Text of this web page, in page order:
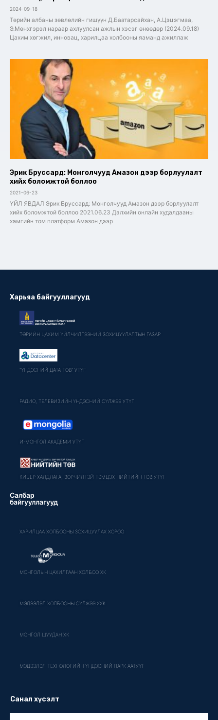
2024-09-18
Төрийн албаны зөвлөлийн гишүүн Д.Баатарсайхан, А.Цэцэгмаа,
Э.Мөнхгэрэл нараар ахлуулсан ажлын хэсэг өнөөдөр (2024.09.18)
Цахим хөгжил, инновац, харилцаа холбооны яаманд ажиллаж
Эрик Бруссард: Монголчууд Амазон дээр борлуулалт
хийх боломжтой боллоо
2021-06-23
ҮЙЛ ЯВДАЛ Эрик Бруссард: Монголчууд Амазон дээр борлуулалт
хийх боломжтой боллоо 2021.06.23 Дэлхийн онлайн худалдааны
хамгийн том платформ Амазон дээр
Харьяа байгууллагууд
ТӨРИЙН ЦАХИМ ҮЙЛЧИЛГЭЭНИЙ ЗОХИЦУУЛАЛТЫН ГАЗАР
"ҮНДЭСНИЙ ДАТА ТӨВ" УТҮГ
РАДИО, ТЕЛЕВИЗИЙН ҮНДЭСНИЙ СҮЛЖЭЭ УТҮГ
И-МОНГОЛ АКАДЕМИ УТҮГ
КИБЕР ХАЛДЛАГА, ЗӨРЧИЛТЭЙ ТЭМЦЭХ НИЙТИЙН ТӨВ УТҮГ
Салбар
байгууллагууд
ХАРИЛЦАА ХОЛБООНЫ ЗОХИЦУУЛАХ ХОРОО
МОНГОЛЫН ЦАХИЛГААН ХОЛБОО ХК
МЭДЭЭЛЭЛ ХОЛБООНЫ СҮЛЖЭЭ ХХК
МОНГОЛ ШУУДАН ХК
МЭДЭЭЛЭЛ ТЕХНОЛОГИЙН ҮНДЭСНИЙ ПАРК ААТУҮГ
Санал хүсэлт